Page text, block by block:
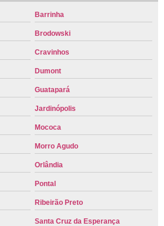
Barrinha
Brodowski
Cravinhos
Dumont
Guatapará
Jardinópolis
Mococa
Morro Agudo
Orlândia
Pontal
Ribeirão Preto
Santa Cruz da Esperança